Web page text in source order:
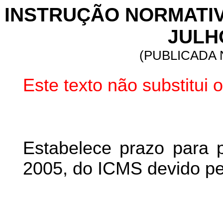
INSTRUÇÃO
(PUBLICADA
Este texto não substitui
Estabelece prazo para
2005, do ICMS devido